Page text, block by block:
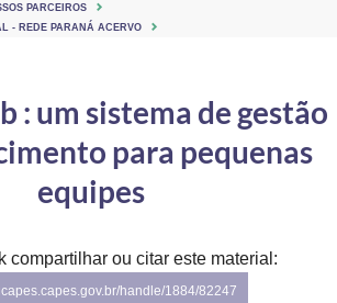
e dos Direitos Humanos
PARCEIROS
- REDE PARANÁ ACERVO
: um sistema de gestão
para pequenas
equipes
compartilhar ou citar este material:
handle/1884/82247